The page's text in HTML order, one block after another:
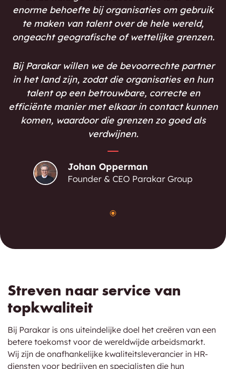
enorme behoefte bij organisaties om gebruik
te maken van talent over de hele wereld,
ongeacht geografische of wettelijke grenzen.
Bij Parakar willen we de bevoorrechte partner
in het land zijn, zodat die organisaties en hun
talent op een betrouwbare, correcte en
efficiënte manier met elkaar in contact kunnen
komen, waardoor die grenzen zo goed als
verdwijnen.
Johan Opperman
Founder & CEO Parakar Group
Streven naar service van
topkwaliteit
Bij Parakar is ons uiteindelijke doel het creëren van een
betere toekomst voor de wereldwijde arbeidsmarkt.
Wij zijn de onafhankelijke kwaliteitsleverancier in HR-
diensten voor bedrijven en specialisten die hun